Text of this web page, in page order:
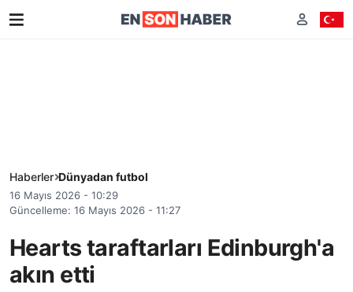
Haberler Dünyadan futbol
16 Mayıs 2026 - 10:29
Güncelleme: 16 Mayıs 2026 - 11:27
Hearts taraftarları Edinburgh'a
akın etti